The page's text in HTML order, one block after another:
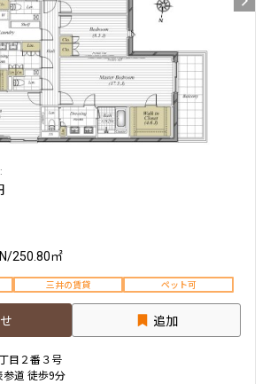
/250.80㎡
三井の賃貸 ペット可
追加
目２番３号
参道 徒歩9分